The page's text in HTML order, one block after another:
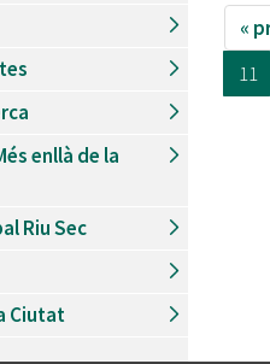
enllà de la
Riu Sec
Ciutat
«
11